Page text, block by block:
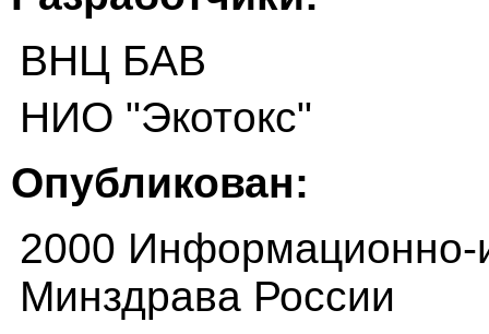
ВНЦ БАВ
НИО "Экотокс"
Опубликован:
2000 Информационно-
Минздрава России